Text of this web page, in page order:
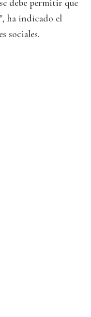
debe permitir que
ha indicado el
sociales.